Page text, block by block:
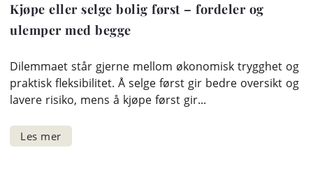
Kjøpe eller selge bolig først – fordeler og
ulemper med begge
Dilemmaet står gjerne mellom økonomisk trygghet og
praktisk fleksibilitet. Å selge først gir bedre oversikt og
lavere risiko, mens å kjøpe først gir...